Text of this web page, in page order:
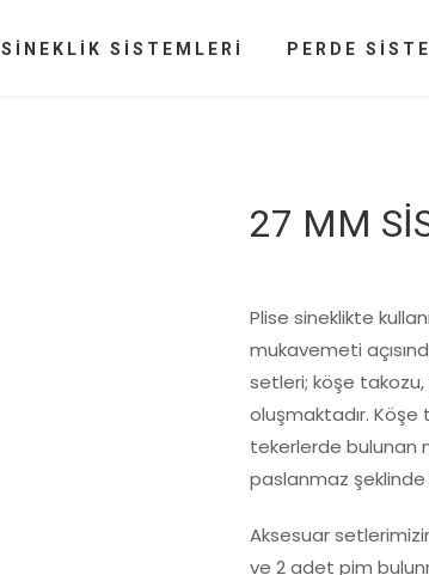
SİNEKLİK SİSTEMLERİ PERDE
27 MM
Plise sineklikte
mukavemeti
setleri; köşe
oluşmaktadır.
tekerlerde bulunan
paslanmaz
Aksesuar
ve 2 adet pim